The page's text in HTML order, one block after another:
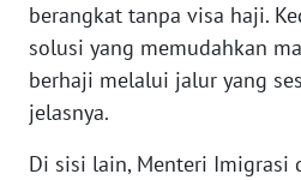
berangkat tanpa visa haji.
solusi yang memudahkan
berhaji melalui jalur yang
jelasnya.
Di sisi lain, Menteri Imigrasi
WN
BABEL
WN
SUMBAR